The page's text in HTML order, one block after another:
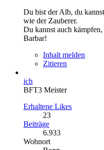
Du bist der Alb, du
wie der Zauberer.
Du kannst auch
Barbar!
Inhalt melden
Zitieren
ich
BFT3 Meister
Erhaltene Likes
23
Beiträge
6.933
Wohnort